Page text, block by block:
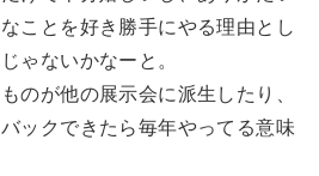
ことを好き勝手にやる理由とし
ゃないかなーと。
のが他の展示会に派生したり、
ックできたら毎年やってる意味